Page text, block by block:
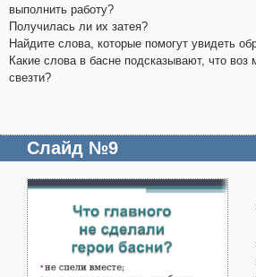
выполнить работу?
Получилась ли их затея?
Найдите слова, которые помогут увидеть
Какие слова в басне подсказывают, что
свезти?
Слайд №9